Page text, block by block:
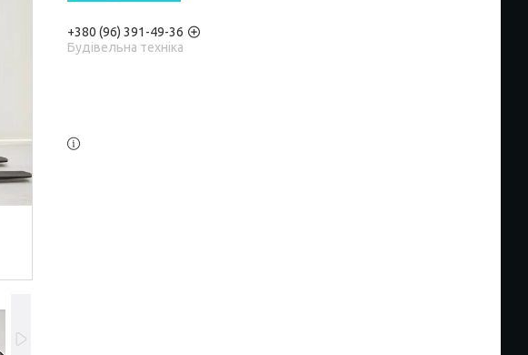
+380 (96) 391-49-36
Будівельна техніка